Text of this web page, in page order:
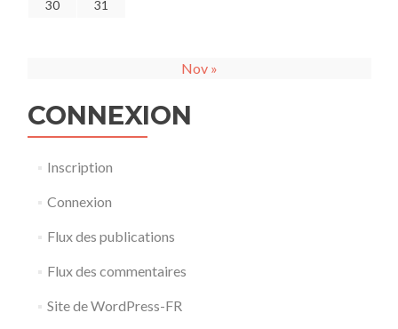
30
31
Nov »
CONNEXION
Inscription
Connexion
Flux des publications
Flux des commentaires
Site de WordPress-FR